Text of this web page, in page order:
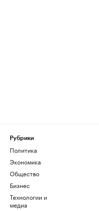
Рубрики
Политика
Экономика
Общество
Бизнес
Технологии и
медиа